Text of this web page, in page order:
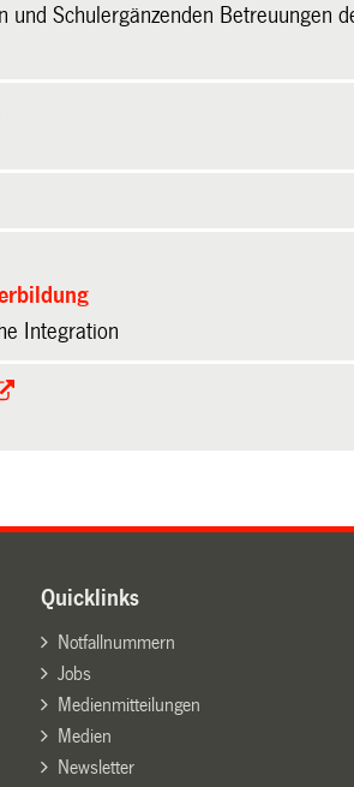
und Schulergänzenden Betreuungen
Integration
Quicklinks
Notfallnummern
Jobs
Medienmitteilungen
Medien
Newsletter